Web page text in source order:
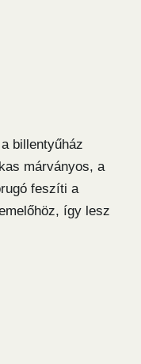
billentyűház
márványos, a
feszíti a
így lesz